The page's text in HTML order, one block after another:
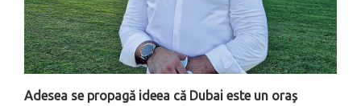
Adesea se propagă ideea că Dubai este un oraș